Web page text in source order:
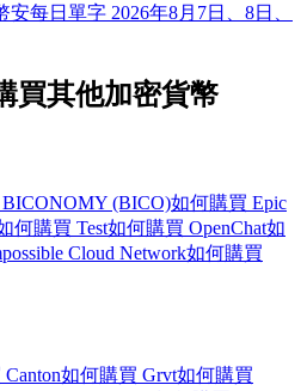
定期
安每日單字 2026年8月7日、8日、
買其他加密貨幣
(BICO)如何購買 Epic
何購買 Test如何購買 OpenChat如
Cloud Network如何購買
如何購買 Grvt如何購買